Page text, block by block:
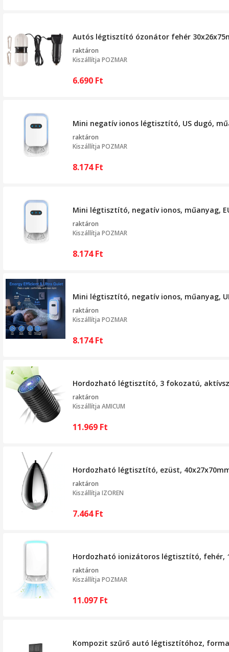
Autós légtisztító ózonátor fehér
raktáron
Kiszállítja POZMAR
6.690 Ft
Mini negatív ionos légtisztító, US dugó,
raktáron
Kiszállítja POZMAR
8.174Ft
Mini légtisztító, negatív ionos, műanyag,
raktáron
Kiszállítja POZMAR
8.174Ft
Mini légtisztító, negatív ionos, műanyag,
raktáron
Kiszállítja POZMAR
8.174Ft
Hordozható légtisztító, 3 fokozatú,
raktáron
Kiszállítja AMICUM
11.969 Ft
Hordozható légtisztító, ezüst,
raktáron
Kiszállítja IZOREN
7.464Ft
Hordozható ionizátoros légtisztító, fehér,
raktáron
Kiszállítja POZMAR
11.097 Ft
Kompozit szűrő autó légtisztítóhoz,